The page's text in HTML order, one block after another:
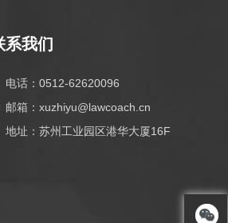
系我们
电话：0512-62620096
邮箱：xuzhiyu@lawcoach.cn
地址：苏州工业园区港华大厦16F